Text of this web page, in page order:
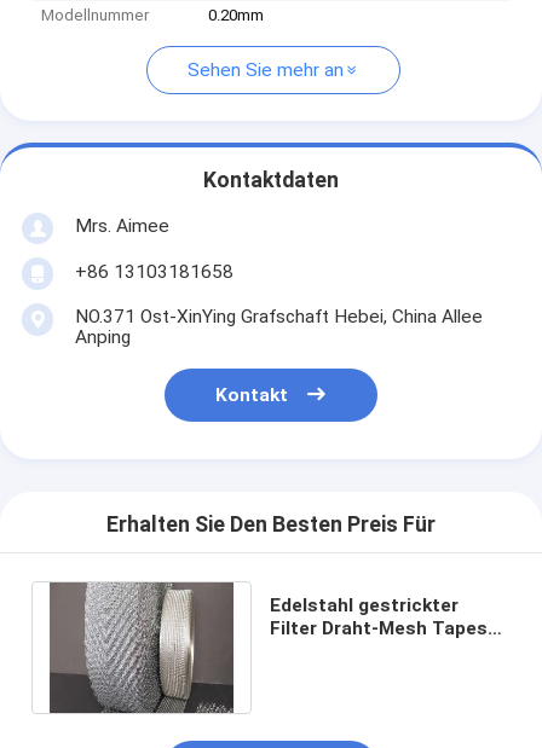
Modellnummer
0.20mm
Sehen Sie mehr an
Kontaktdaten
Mrs. Aimee
+86 13103181658
NO.371 Ost-XinYing Grafschaft Hebei, China Allee
Anping
Kontakt
Erhalten Sie Den Besten Preis Für
Edelstahl gestrickter
Filter Draht-Mesh Tapes